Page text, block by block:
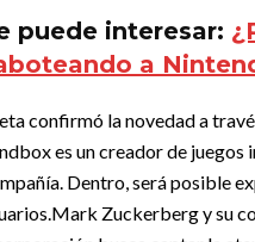
puede interesar:
a
confirmó la novedad a
es un creador de
Dentro, será posible
Mark Zuckerberg y su